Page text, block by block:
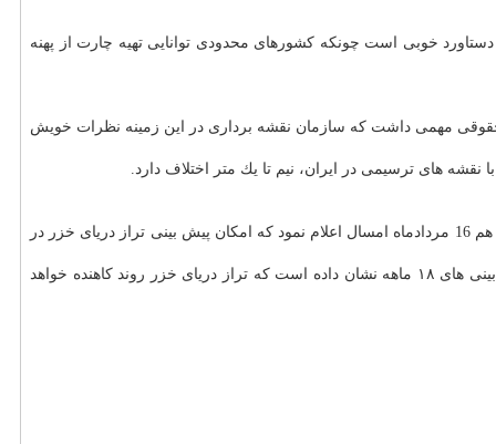
سازمان از نظر فنی هم دستاورد خوبی است چونكه كشورهای محدودی توانایی تهیه چارت از پهنه
در قزاقستان به امضا رسید كه نكات فنی و حقوقی مهمی داشت كه سازمان نقشه برداری در این زمینه نظرات خویش
حیوان خانگی به نقل از ایرنا، «حمید علیزاده لاهیجانی» معاون پژوهش و فناوری پژوهشگاه ملی اقیانوس شناسی و علوم جوی هم 16 مردادماه امسال اعلام نمود كه امكان پیش بینی تراز دریای خزر در
به گفته وی، به جای پیش بینی های اقلیمی درباره تراز دریای خزر باید به منحنی های گذشته رجوع و آنها را محور عمل قرار دهیم اما با این وجود پیش بینی های ۱۸ ماهه نشان داده است كه تراز دریای خزر روند كاهنده خواهد